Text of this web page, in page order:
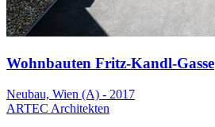
Wohnbauten Fritz-Kandl-Gasse
Neubau, Wien (A) - 2017
ARTEC Architekten